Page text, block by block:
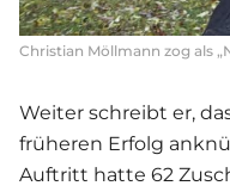
Christian Möllmann zog als
Weiter schreibt er,
früheren Erfolg
Auftritt hatte 62